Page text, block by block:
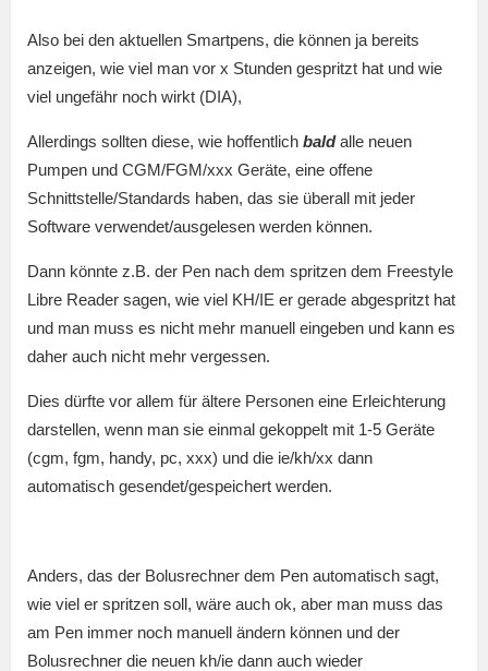
Also bei den aktuellen Smartpens, die können ja bereits
anzeigen, wie viel man vor x Stunden gespritzt hat und wie
viel ungefähr noch wirkt (DIA),
Allerdings sollten diese, wie hoffentlich baldalle neuen
Pumpen und CGM/FGM/xxx Geräte, eine offene
Schnittstelle/Standards haben, das sie überall mit jeder
Software verwendet/ausgelesen werden können.
Dann könnte z.B. der Pen nach dem spritzen dem Freestyle
Libre Reader sagen, wie viel KH/IE er gerade abgespritzt hat
und man muss es nicht mehr manuell eingeben und kann es
daher auch nicht mehr vergessen.
Dies dürfte vor allem für ältere Personen eine Erleichterung
darstellen, wenn man sie einmal gekoppelt mit 1-5 Geräte
(cgm, fgm, handy, pc, xxx) und die ie/kh/xx dann
automatisch gesendet/gespeichert werden.
Anders, das der Bolusrechner dem Pen automatisch sagt,
wie viel er spritzen soll, wäre auch ok, aber man muss das
am Pen immer noch manuell ändern können und der
Bolusrechner die neuen kh/ie dann auch wieder